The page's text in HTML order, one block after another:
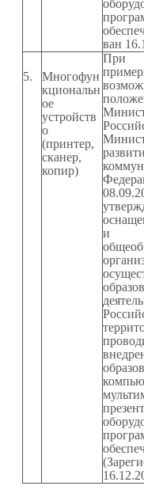
ван
5.
Многофун
кциональн
ое
устройств
о
(принтер,
сканер,
копир)
При
и